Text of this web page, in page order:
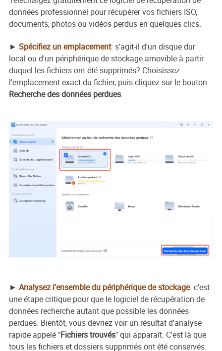
données professionnel pour récupérer vos fichiers ISO,
documents, photos ou vidéos perdus en quelques clics.
► Spécifiez un emplacement: s'agit-il d'un disque dur
local ou d'un périphérique de stockage amovible à partir
duquel les fichiers ont été supprimés? Choisissez
l'emplacement exact du fichier, puis cliquez sur le bouton
Recherche des données perdues.
► Analysez l'ensemble du périphérique de stockage: c’est
une étape critique pour que le logiciel de récupération de
données recherche autant que possible les données
perdues. Bientôt, vous devriez voir un résultat d'analyse
rapide appelé "Fichiers trouvés" qui apparaît. C'est là que
tous les fichiers et dossiers supprimés ont été conservés.